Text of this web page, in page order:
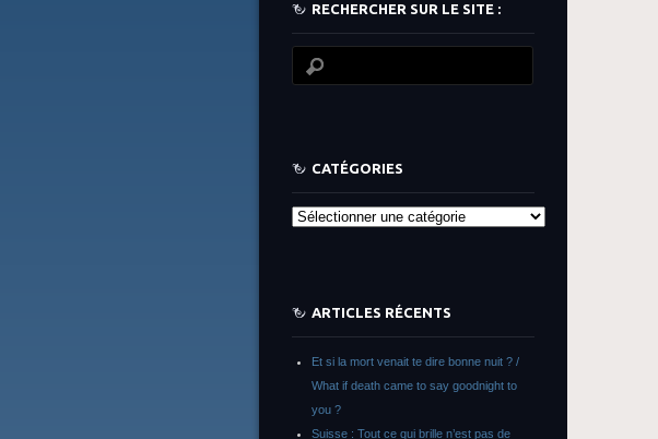
RECHERCHER SUR LE SITE :
CATÉGORIES
Catégories
ARTICLES RÉCENTS
Et si la mort venait te dire bonne nuit ? /
What if death came to say goodnight to
you ?
Suisse : Tout ce qui brille n’est pas de